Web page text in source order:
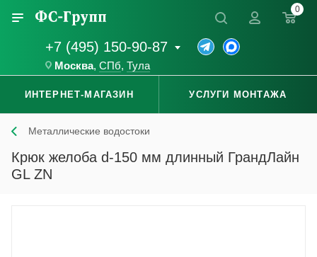
+7 (495) 150-90-87
Москва, СПб, Тула
0
ИНТЕРНЕТ-МАГАЗИН УСЛУГИ МОНТАЖА
Металлические водостоки
Крюк желоба d-150 мм длинный ГрандЛайн
GL ZN